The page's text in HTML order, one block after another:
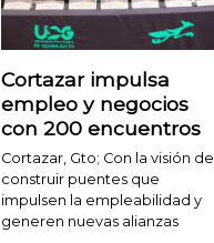
Cortazar impulsa
empleo y negocios
con 200 encuentros
Cortazar, Gto; Con la visión de
construir puentes que
impulsen la empleabilidad y
generen nuevas alianzas